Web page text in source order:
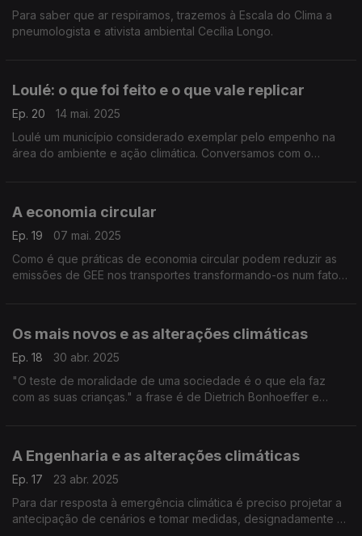
Para saber que ar respiramos, trazemos à Escala do Clima a
pneumologista e ativista ambiental Cecília Longo.
Loulé: o que foi feito e o que vale replicar
Ep. 20
14 mai. 2025
Loulé um município considerado exemplar pelo empenho na
área do ambiente e ação climática. Conversamos com o
A economia circular
Ep. 19
07 mai. 2025
Como é que práticas de economia circular podem reduzir as
emissões de GEE nos transportes transformando-os num fator
Os mais novos e as alterações climáticas
Ep. 18
30 abr. 2025
"O teste de moralidade de uma sociedade é o que ela faz
com as suas crianças." a frase é de Dietrich Bonhoeffer e
A Engenharia e as alterações climáticas
Ep. 17
23 abr. 2025
Para dar resposta à emergência climática é preciso projetar a
antecipação de cenários e tomar medidas, designadamente na